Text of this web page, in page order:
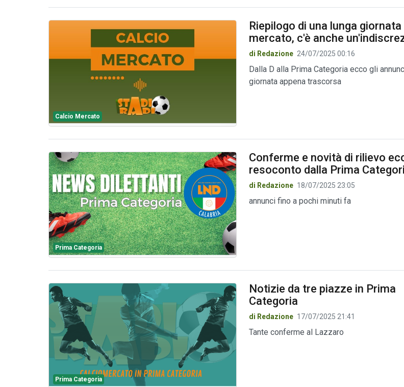
Calcio Mercato
Riepilogo di una lunga giornata
mercato, c'è anche
di Redazione 24/07/2025 00:16
Dalla D alla Prima Categoria ecco gli
giornata appena trascorsa
Prima Categoria
Conferme e novità di rilievo
resoconto dalla Prima
di Redazione 18/07/2025 23:05
annunci fino a pochi minuti fa
Prima Categoria
Notizie da tre piazze in Prima
Categoria
di Redazione 17/07/2025 21:41
Tante conferme al Lazzaro